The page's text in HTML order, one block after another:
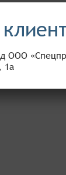
ООО
1а